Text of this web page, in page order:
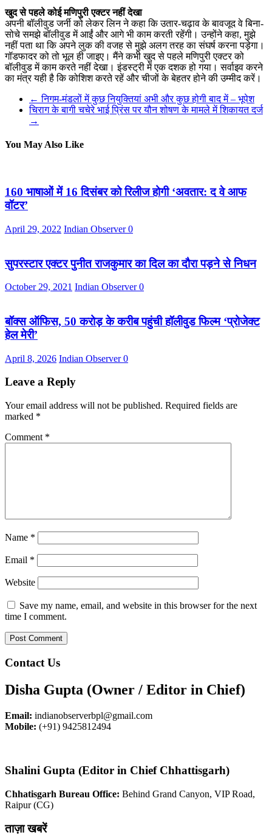
खुद से पहले कोई मणिपुरी एक्टर नहीं देखा
अपनी बॉलीवुड जर्नी को लेकर लिन ने कहा कि उतार-चढ़ाव के बावजूद वे बिना-
सोचे समझे बॉलीवुड में आईं और आगे भी काम करती रहेंगी। उन्होंने कहा, मुझे
नहीं पता था कि अपने लुक की वजह से मुझे अलग तरह का संघर्ष करना पड़ेगा।
गॉडफादर को तो भूल ही जाइए। मैंने कभी खुद से पहले मणिपुरी एक्टर को
बॉलीवुड में काम करते नहीं देखा। इंडस्ट्री में एक दशक हो गया। सर्वाइव करने
का मंत्र यही है कि कोशिश करते रहें और चीजों के बेहतर होने की उम्मीद करें।
← निगम-मंडलों में कुछ नियुक्तियां अभी और कुछ होगी बाद में – भूपेश
चिराग के बागी चचेरे भाई प्रिंस पर यौन शोषण के मामले में शिकायत दर्ज
→
You May Also Like
160 भाषाओं में 16 दिसंबर को रिलीज होगी ‘अवतार: द वे आफ
वॉटर’
April 29, 2022 Indian Observer0
सुपरस्टार एक्टर पुनीत राजकुमार का दिल का दौरा पड़ने से निधन
October 29, 2021 Indian Observer0
बॉक्स ऑफिस, 50 करोड़ के करीब पहुंची हॉलीवुड फिल्म ‘प्रोजेक्ट
हेल मेरी’
April 8, 2026 Indian Observer0
Leave a Reply
Your email address will not be published. Required fields are
marked *
Comment *
Name *
Email *
Website
Save my name, email, and website in this browser for the next
time I comment.
Contact Us
Disha Gupta (Owner / Editor in Chief)
Email: indianobserverbpl@gmail.com
Mobile: (+91) 9425812494
Shalini Gupta (Editor in Chief Chhattisgarh)
Chhatisgarh Bureau Office: Behind Grand Canyon, VIP Road,
Raipur (CG)
ताज़ा खबरें